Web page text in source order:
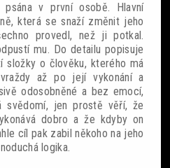
psána v první osobě. Hlavní
která se snaží změnit jeho
provedl, než ji potkal.
mu. Do detailu popisuje
složky o člověku, kterého má
až po její vykonání a
odosobněné a bez emocí,
svědomí, jen prostě věří, že
dobro a že kdyby on
cíl pak zabil někoho na jeho
logika.